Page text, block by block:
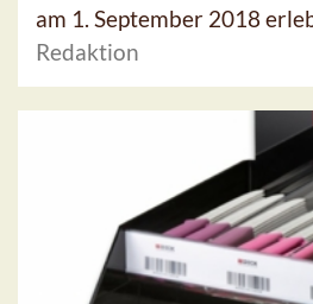
am 1. September 2018
Redaktion